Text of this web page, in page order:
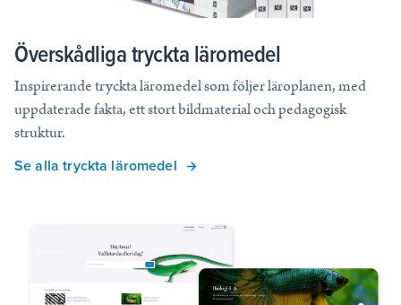
Överskådliga tryckta läromedel
Inspirerande tryckta läromedel som följer läroplanen, med
uppdaterade fakta, ett stort bildmaterial och pedagogisk
struktur.
Se alla tryckta läromedel